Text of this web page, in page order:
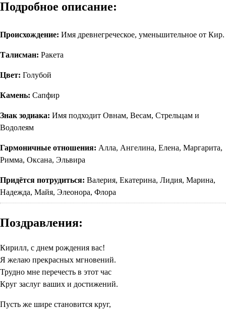
Подробное описание:
Происхождение: Имя древнегреческое, уменьшительное от Кир.
Талисман: Ракета
Цвет: Голубой
Камень: Сапфир
Знак зодиака: Имя подходит Овнам, Весам, Стрельцам и
Водолеям
Гармоничные отношения: Алла, Ангелина, Елена, Маргарита,
Римма, Оксана, Эльвира
Придётся потрудиться: Валерия, Екатерина, Лидия, Марина,
Надежда, Майя, Элеонора, Флора
Поздравления:
Кирилл, с днем рождения вас!
Я желаю прекрасных мгновений.
Трудно мне перечесть в этот час
Круг заслуг ваших и достижений.
Пусть же шире становится круг,